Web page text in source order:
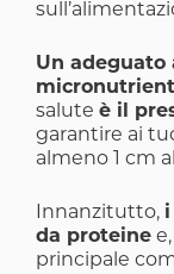
Un adeguato
salute è il
garantire ai
almeno 1 cm
Innanzitutto, i
da proteine
principale